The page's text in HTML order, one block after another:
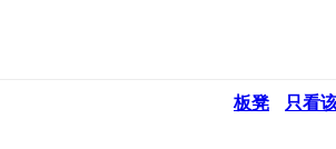
板凳 只看